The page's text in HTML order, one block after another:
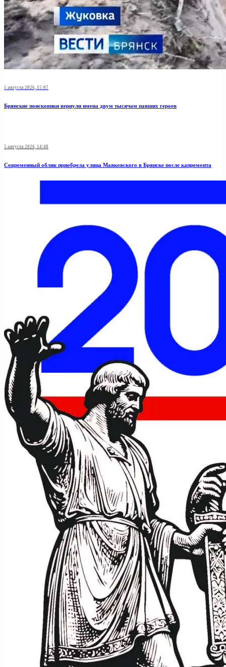
5 августа 2026, 15:07
Брянские поисковики вернули имена двум тысячам павших героев
5 августа 2026, 14:48
Современный облик приобрела улица Маяковского в Брянске после капремонта